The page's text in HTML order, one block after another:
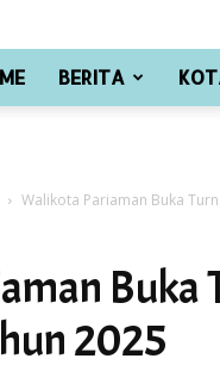
BERITA
Walikota Pariaman Buka
Buka
2025